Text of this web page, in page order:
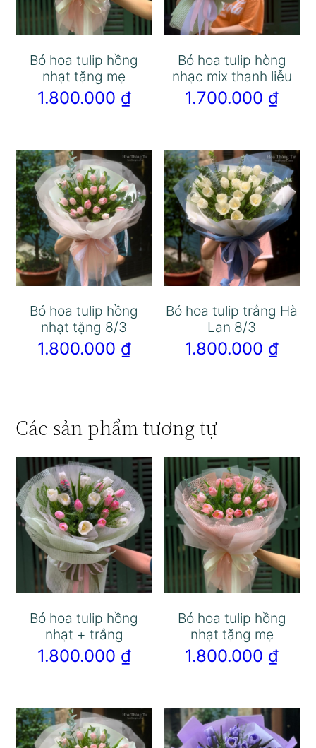
Bó hoa tulip hồng
nhạt tặng mẹ
1.800.000 ₫
Bó hoa tulip hòng
nhạc mix thanh liễu
1.700.000 ₫
Bó hoa tulip hồng
nhạt tặng 8/3
1.800.000 ₫
Bó hoa tulip trắng Hà
Lan 8/3
1.800.000 ₫
Các sản phẩm tương tự
Bó hoa tulip hồng
nhạt + trắng
1.800.000 ₫
Bó hoa tulip hồng
nhạt tặng mẹ
1.800.000 ₫